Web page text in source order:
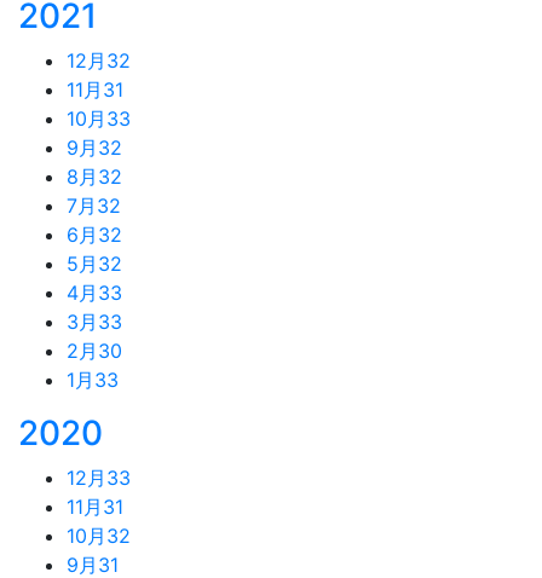
2021
12月 32
11月 31
10月 33
9月 32
8月 32
7月 32
6月 32
5月 32
4月 33
3月 33
2月 30
1月 33
2020
12月 33
11月 31
10月 32
9月 31